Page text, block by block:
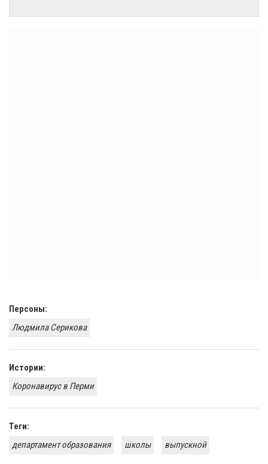
Персоны:
Людмила Серикова
Истории:
​Коронавирус в Перми
Теги:
департамент образования
школы выпускной